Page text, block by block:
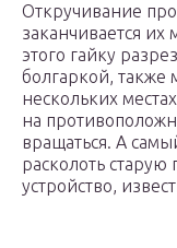
Откручивание
заканчивается
этого гайку
болгаркой, также
нескольких
на
вращаться. А
расколоть старую
устройство,